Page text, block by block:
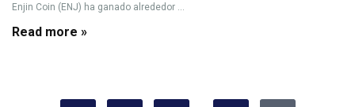
Enjin Coin (ENJ) ha ganado alrededor ...
Read more »